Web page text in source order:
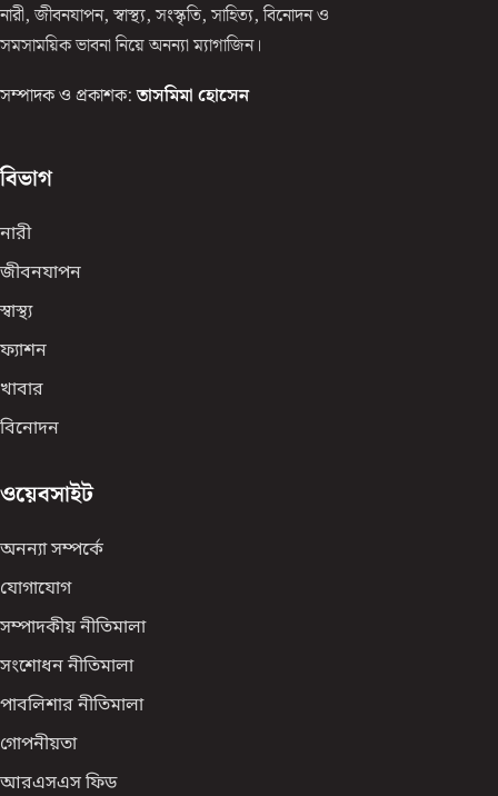
নারী, জীবনযাপন, স্বাস্থ্য, সংস্কৃতি, সাহিত্য, বিনোদন ও
সমসাময়িক ভাবনা নিয়ে অনন্যা ম্যাগাজিন।
সম্পাদক ও প্রকাশক: তাসমিমা হোসেন
বিভাগ
নারী
জীবনযাপন
স্বাস্থ্য
ফ্যাশন
খাবার
বিনোদন
ওয়েবসাইট
অনন্যা সম্পর্কে
যোগাযোগ
সম্পাদকীয় নীতিমালা
সংশোধন নীতিমালা
পাবলিশার নীতিমালা
গোপনীয়তা
আরএসএস ফিড